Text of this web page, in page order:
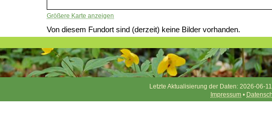
Größere Karte anzeigen
Von diesem Fundort sind (derzeit) keine Bilder vorhanden.
Letzte Aktualisierung der Daten: 2026-06-
Impressum •